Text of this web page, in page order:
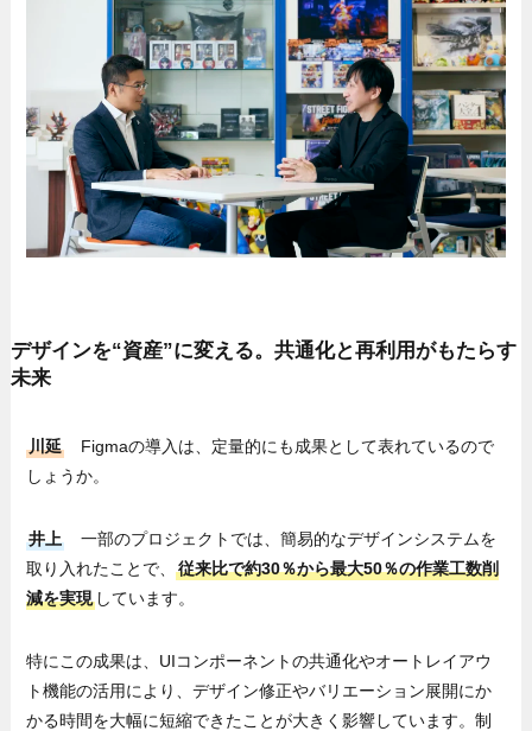
デザインを“資産”に変える。共通化と再利用がもたらす
未来
川延
Figmaの導入は、定量的にも成果として表れているので
しょうか。
井上
一部のプロジェクトでは、簡易的なデザインシステムを
取り入れたことで、従来比で約30％から最大50％の作業工数削
減を実現 しています。
特にこの成果は、UIコンポーネントの共通化やオートレイアウ
ト機能の活用により、デザイン修正やバリエーション展開にか
かる時間を大幅に短縮できたことが大きく影響しています。制